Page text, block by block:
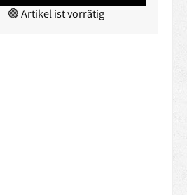
🟢 Artikel ist vorrätig